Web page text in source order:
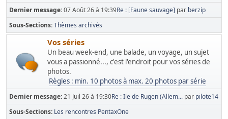
Dernier message:07 Août 26 à 19:39Re : [Faune sauvage] par berzip
Sous-Sections Thèmes archivés
Vos séries
Un beau week-end, une balade, un voyage, un sujet
vous a passionné..., c'est l'endroit pour vos séries de
photos.
Règles : min. 10 photos à max. 20 photos par série
Dernier message:21 Juil 26 à 19:30Re : Ile de Rugen (Allem... par pilote14
Sous-Sections Les rencontres PentaxOne